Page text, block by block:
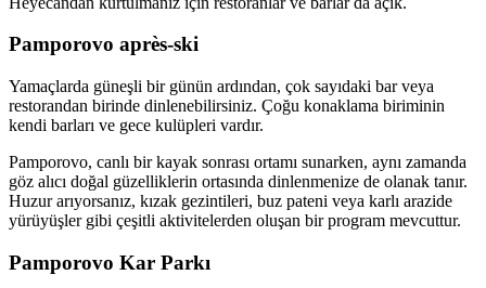
Pamporovo après-ski
Yamaçlarda güneşli bir günün ardından, çok sayıdaki bar veya
restorandan birinde dinlenebilirsiniz. Çoğu konaklama biriminin
kendi barları ve gece kulüpleri vardır.
Pamporovo, canlı bir kayak sonrası ortamı sunarken, aynı zamanda
göz alıcı doğal güzelliklerin ortasında dinlenmenize de olanak tanır.
Huzur arıyorsanız, kızak gezintileri, buz pateni veya karlı arazide
yürüyüşler gibi çeşitli aktivitelerden oluşan bir program mevcuttur.
Pamporovo Kar Parkı